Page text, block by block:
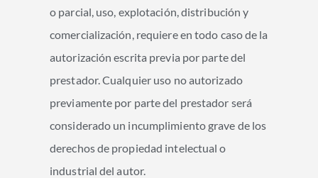
o parcial, uso, explotación, distribución y
comercialización, requiere en todo caso de la
autorización escrita previa por parte del
prestador. Cualquier uso no autorizado
previamente por parte del prestador será
considerado un incumplimiento grave de los
derechos de propiedad intelectual o
industrial del autor.